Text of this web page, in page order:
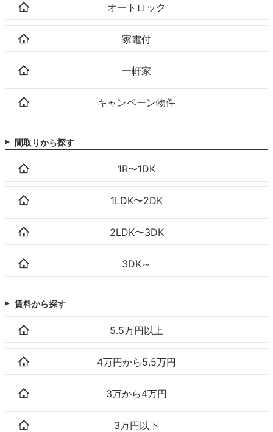
オートロック
家電付
一軒家
キャンペーン物件
間取りから探す
1R〜1DK
1LDK〜2DK
2LDK〜3DK
3DK～
賃料から探す
5.5万円以上
4万円から5.5万円
3万から4万円
3万円以下